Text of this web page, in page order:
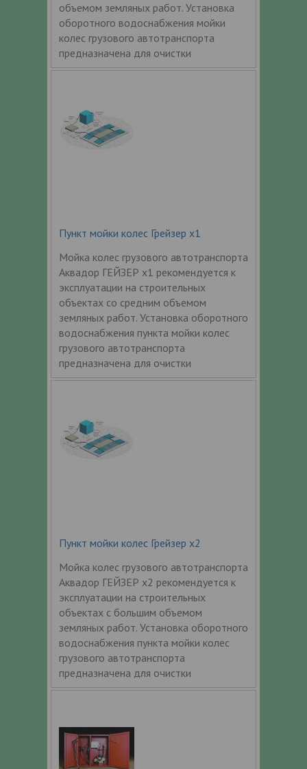
объемом земляных работ. Установка
оборотного водоснабжения мойки
колес грузового автотранспорта
предназначена для очистки
Пункт мойки колес Грейзер x1
Мойка колес грузового автотранспорта
Аквадор ГЕЙЗЕР x1 рекомендуется к
эксплуатации на строительных
объектах со средним объемом
земляных работ. Установка оборотного
водоснабжения пункта мойки колес
грузового автотранспорта
предназначена для очистки
Пункт мойки колес Грейзер x2
Мойка колес грузового автотранспорта
Аквадор ГЕЙЗЕР x2 рекомендуется к
эксплуатации на строительных
объектах с большим объемом
земляных работ. Установка оборотного
водоснабжения пункта мойки колес
грузового автотранспорта
предназначена для очистки